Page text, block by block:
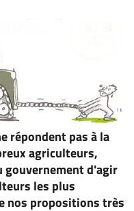
répondent pas à la
agriculteurs,
gouvernement d'agir
les plus
nos propositions très